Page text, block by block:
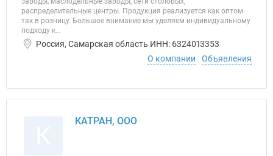
распределительные центры. Продукция реализуется как оптом
так в розницу. Большое внимание мы уделяем индивидуальному
подходу к...
Россия, Самарская область ИНН: 6324013353
О компании
Объявления
КАТРАН, ООО